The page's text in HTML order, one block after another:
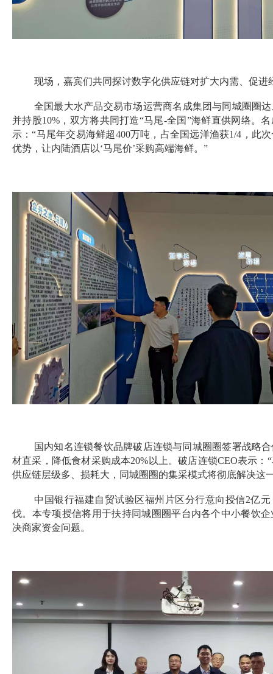
现场，嘉宾们共同探讨数字化供应链对扩大内需、促
全国最大水产品交易市场运营商名成集团与同城圈圈
并持股10%，双方将共同打造“马尾-全国”海鲜直供网络。
示：“马尾年交易海鲜超400万吨，占全国远洋渔获1/4，此
优势，让内陆酒店以‘马尾价’采购高端海鲜。”
国内知名连锁餐饮品牌破店连锁与同城圈圈签署战略
材直采，降低食材采购成本20%以上。破店连锁CEO表示：
供应链层级多、损耗大，同城圈圈的集采模式将彻底解决这
中国银行福建自贸试验区福州片区分行意向授信2亿
伐。本专项授信将用于扶持同城圈圈平台内各个中小餐饮
决商家资金问题。